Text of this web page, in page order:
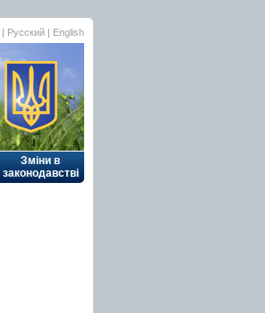
| Русский | English
Зміни в
законодавстві